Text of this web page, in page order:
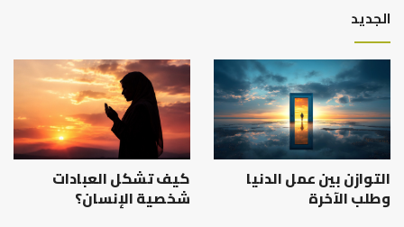
الجديد
التوازن بين عمل الدنيا
وطلب الآخرة
كيف تشكل العبادات
شخصية الإنسان؟